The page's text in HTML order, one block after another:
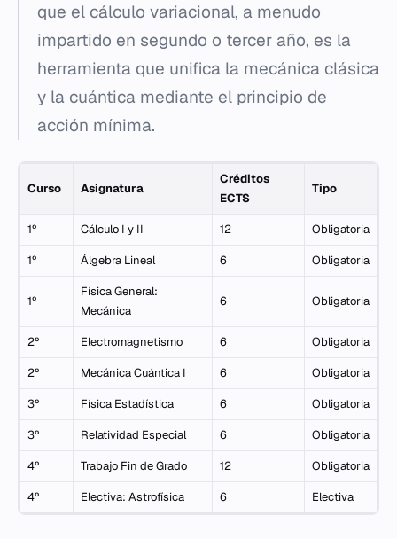
que el cálculo variacional, a menudo
impartido en segundo o tercer año, es la
herramienta que unifica la mecánica clásica
y la cuántica mediante el principio de
acción mínima.
Curso Asignatura
Créditos
ECTS
Tipo
1º Cálculo I y II 12 Obligatoria
1º Álgebra Lineal 6 Obligatoria
1º
Física General:
Mecánica
6 Obligatoria
2º Electromagnetismo 6 Obligatoria
2º Mecánica Cuántica I 6 Obligatoria
3º Física Estadística 6 Obligatoria
3º Relatividad Especial 6 Obligatoria
4º Trabajo Fin de Grado 12 Obligatoria
4º Electiva: Astrofísica 6 Electiva